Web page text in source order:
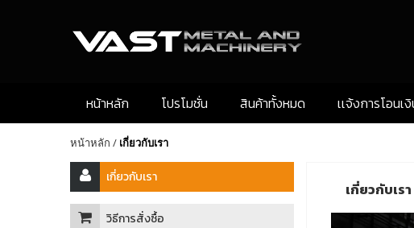
หน้าหลัก โปรโมชั่น สินค้าทั้งหมด เเจ้งการโอนเ
หน้าหลัก / เกี่ยวกับเรา
เกี่ยวกับเรา
วิธีการสั่งซื้อ
เกี่ยวกับเรา